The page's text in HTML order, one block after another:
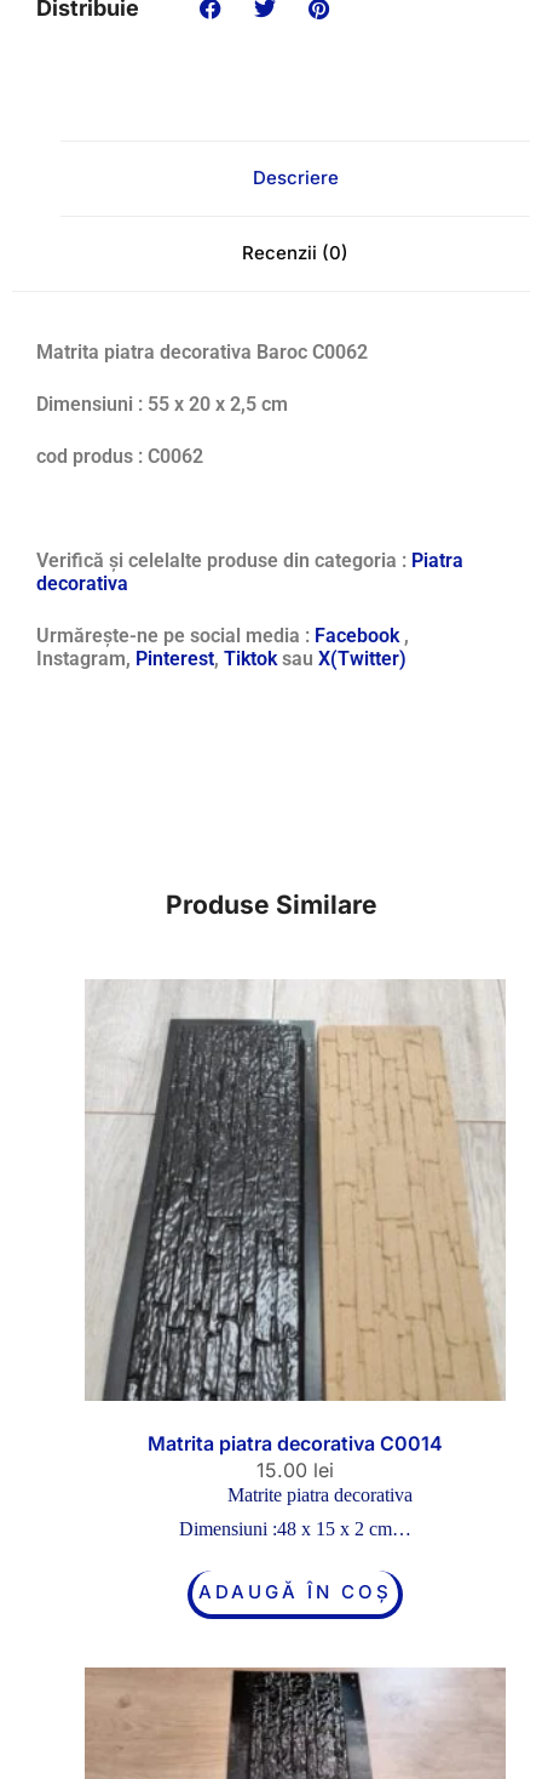
Distribuie
Descriere
Recenzii (0)
Matrita piatra decorativa Baroc C0062
Dimensiuni : 55 x 20 x 2,5 cm
cod produs : C0062
Verifică și celelalte produse din categoria : Piatra
decorativa
Urmărește-ne pe social media : Facebook ,
Instagram, Pinterest, Tiktok sau X(Twitter)
Produse Similare
Matrita piatra decorativa C0014
15.00 lei
Matrite piatra decorativa
Dimensiuni :48 x 15 x 2 cm…
ADAUGĂ ÎN COȘ